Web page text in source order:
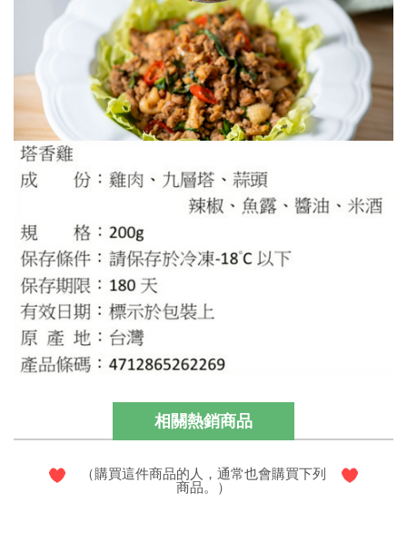
相關熱銷商品
（購買這件商品的人，通常也會購買下列
商品。）